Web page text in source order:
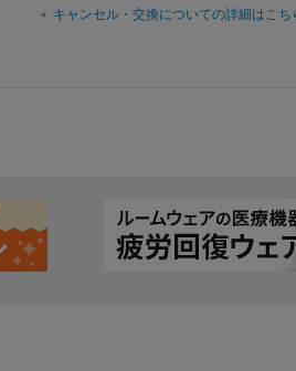
キャンセル・交換についての詳細はこち